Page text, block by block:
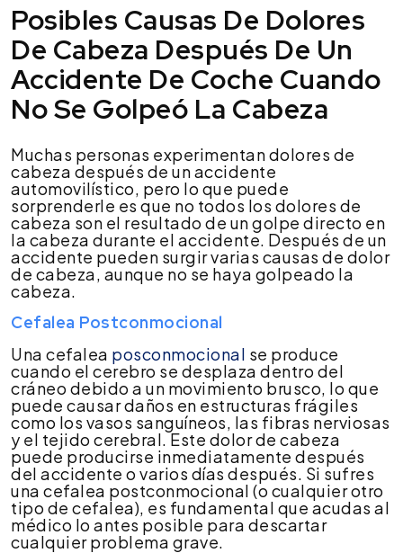
Posibles Causas De Dolores
De Cabeza Después De Un
Accidente De Coche Cuando
No Se Golpeó La Cabeza
Muchas personas experimentan dolores de
cabeza después de un accidente
automovilístico, pero lo que puede
sorprenderle es que no todos los dolores de
cabeza son el resultado de un golpe directo en
la cabeza durante el accidente. Después de un
accidente pueden surgir varias causas de dolor
de cabeza, aunque no se haya golpeado la
cabeza.
Cefalea Postconmocional
Una cefalea posconmocional se produce
cuando el cerebro se desplaza dentro del
cráneo debido a un movimiento brusco, lo que
puede causar daños en estructuras frágiles
como los vasos sanguíneos, las fibras nerviosas
y el tejido cerebral. Este dolor de cabeza
puede producirse inmediatamente después
del accidente o varios días después. Si sufres
una cefalea postconmocional (o cualquier otro
tipo de cefalea), es fundamental que acudas al
médico lo antes posible para descartar
cualquier problema grave.